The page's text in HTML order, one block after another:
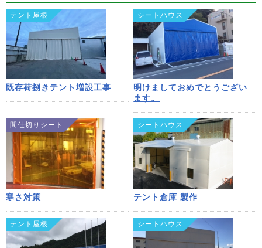
テント屋根
既存荷捌きテント増設工事
シートハウス
明けましておめでとうござい
ます。
間仕切りシート
寒さ対策
シートハウス
テント倉庫 製作
テント屋根 シートハウス